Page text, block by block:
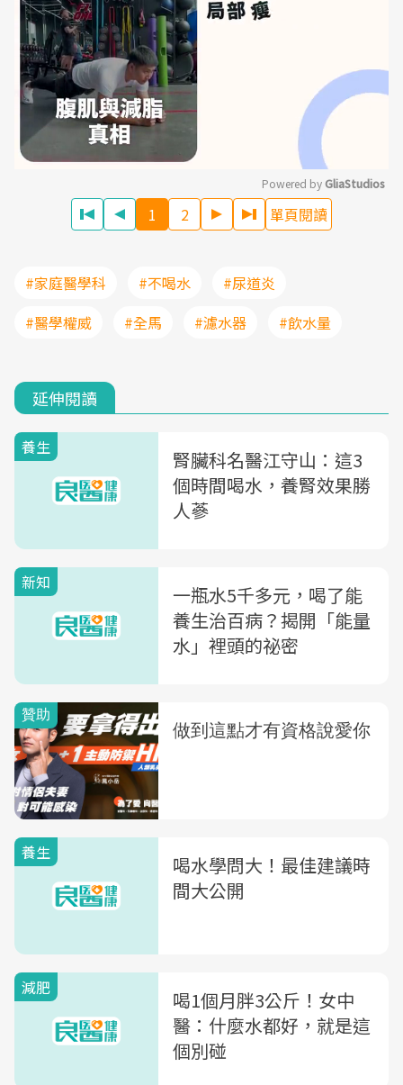
Mute
Powered by GliaStudios
1 2 單頁閱讀
#家庭醫學科 #不喝水
#尿道炎
#醫學權威
#全馬 #濾水器 #飲水量
延伸閱讀
養生
腎臟科名醫江守山：這3
個時間喝水，養腎效果勝
人蔘
新知
一瓶水5千多元，喝了能
養生治百病？揭開「能量
水」裡頭的祕密
養生
喝水學問大！最佳建議時
間大公開
減肥
喝1個月胖3公斤！女中
醫：什麼水都好，就是這
個別碰